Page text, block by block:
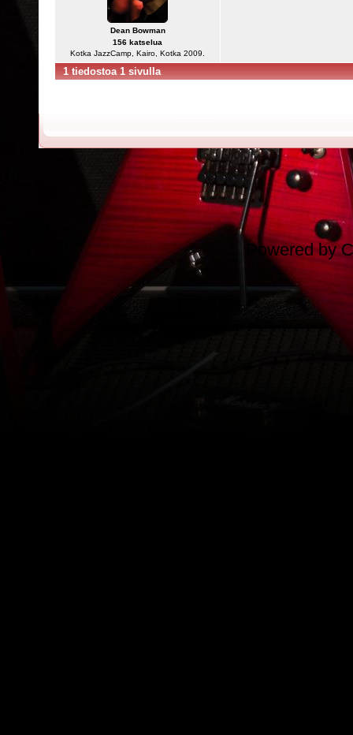
Dean Bowman
156 katselua
Kotka JazzCamp, Kairo, Kotka 2009.
1 tiedostoa 1 sivulla
Powered by